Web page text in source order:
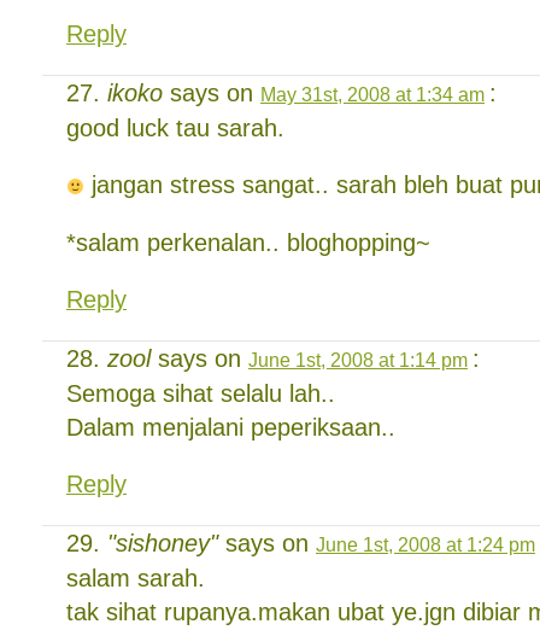
Reply
ikoko says on May 31st, 2008 at 1:34 am :
good luck tau sarah.
jangan stress sangat.. sarah bleh buat
*salam perkenalan.. bloghopping~
Reply
zoolsays on June 1st, 2008 at 1:14 pm :
Semoga sihat selalu lah..
Dalam menjalani peperiksaan..
Reply
"sishoney"says on June 1st, 2008 at 1:24 pm
salam sarah.
tak sihat rupanya.makan ubat ye.jgn dibiar